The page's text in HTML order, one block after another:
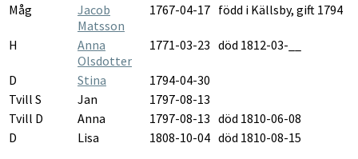
Måg
Jacob
Matsson
1767-04-17 född i Källsby, gift 1794
H
Anna
Olsdotter
1771-03-23 död 1812-03-__
D Stina
1794-04-30
Tvill S
Jan
1797-08-13
Tvill D
Anna 1797-08-13 död 1810-06-08
D
Lisa 1808-10-04 död 1810-08-15